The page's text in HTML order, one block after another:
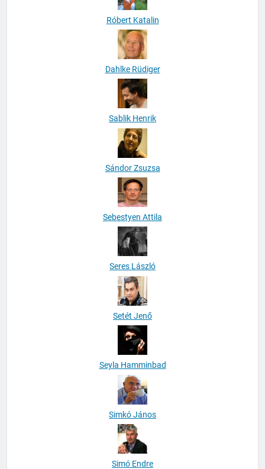
Róbert Katalin
Dahlke Rüdiger
Sablik Henrik
Sándor Zsuzsa
Sebestyen Attila
Seres László
Setét Jenő
Seyla Hamminbad
Simkó János
Simó Endre